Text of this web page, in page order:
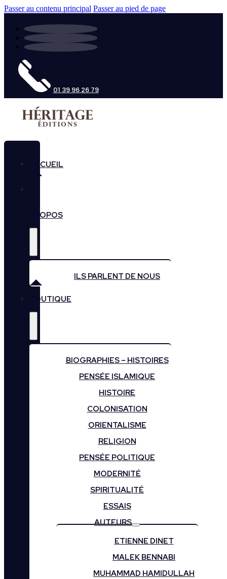
Passer au contenu principal Passer au pied de page
01 39 96 26 79
ACCUEIL
PROPOS
ILS PARLENT DE NOUS
BOUTIQUE
BIOGRAPHIES – HISTOIRES
PENSÉE ISLAMIQUE
HISTOIRE
COLONISATION
ORIENTALISME
RELIGION
PENSÉE POLITIQUE
MODERNITÉ
SPIRITUALITÉ
ESSAIS
AUTEURS
ETIENNE DINET
MALEK BENNABI
MUHAMMAD HAMIDULLAH